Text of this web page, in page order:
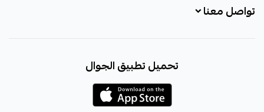
تواصل معنا
decora6586@gmail.com
تحميل تطبيق الجوال